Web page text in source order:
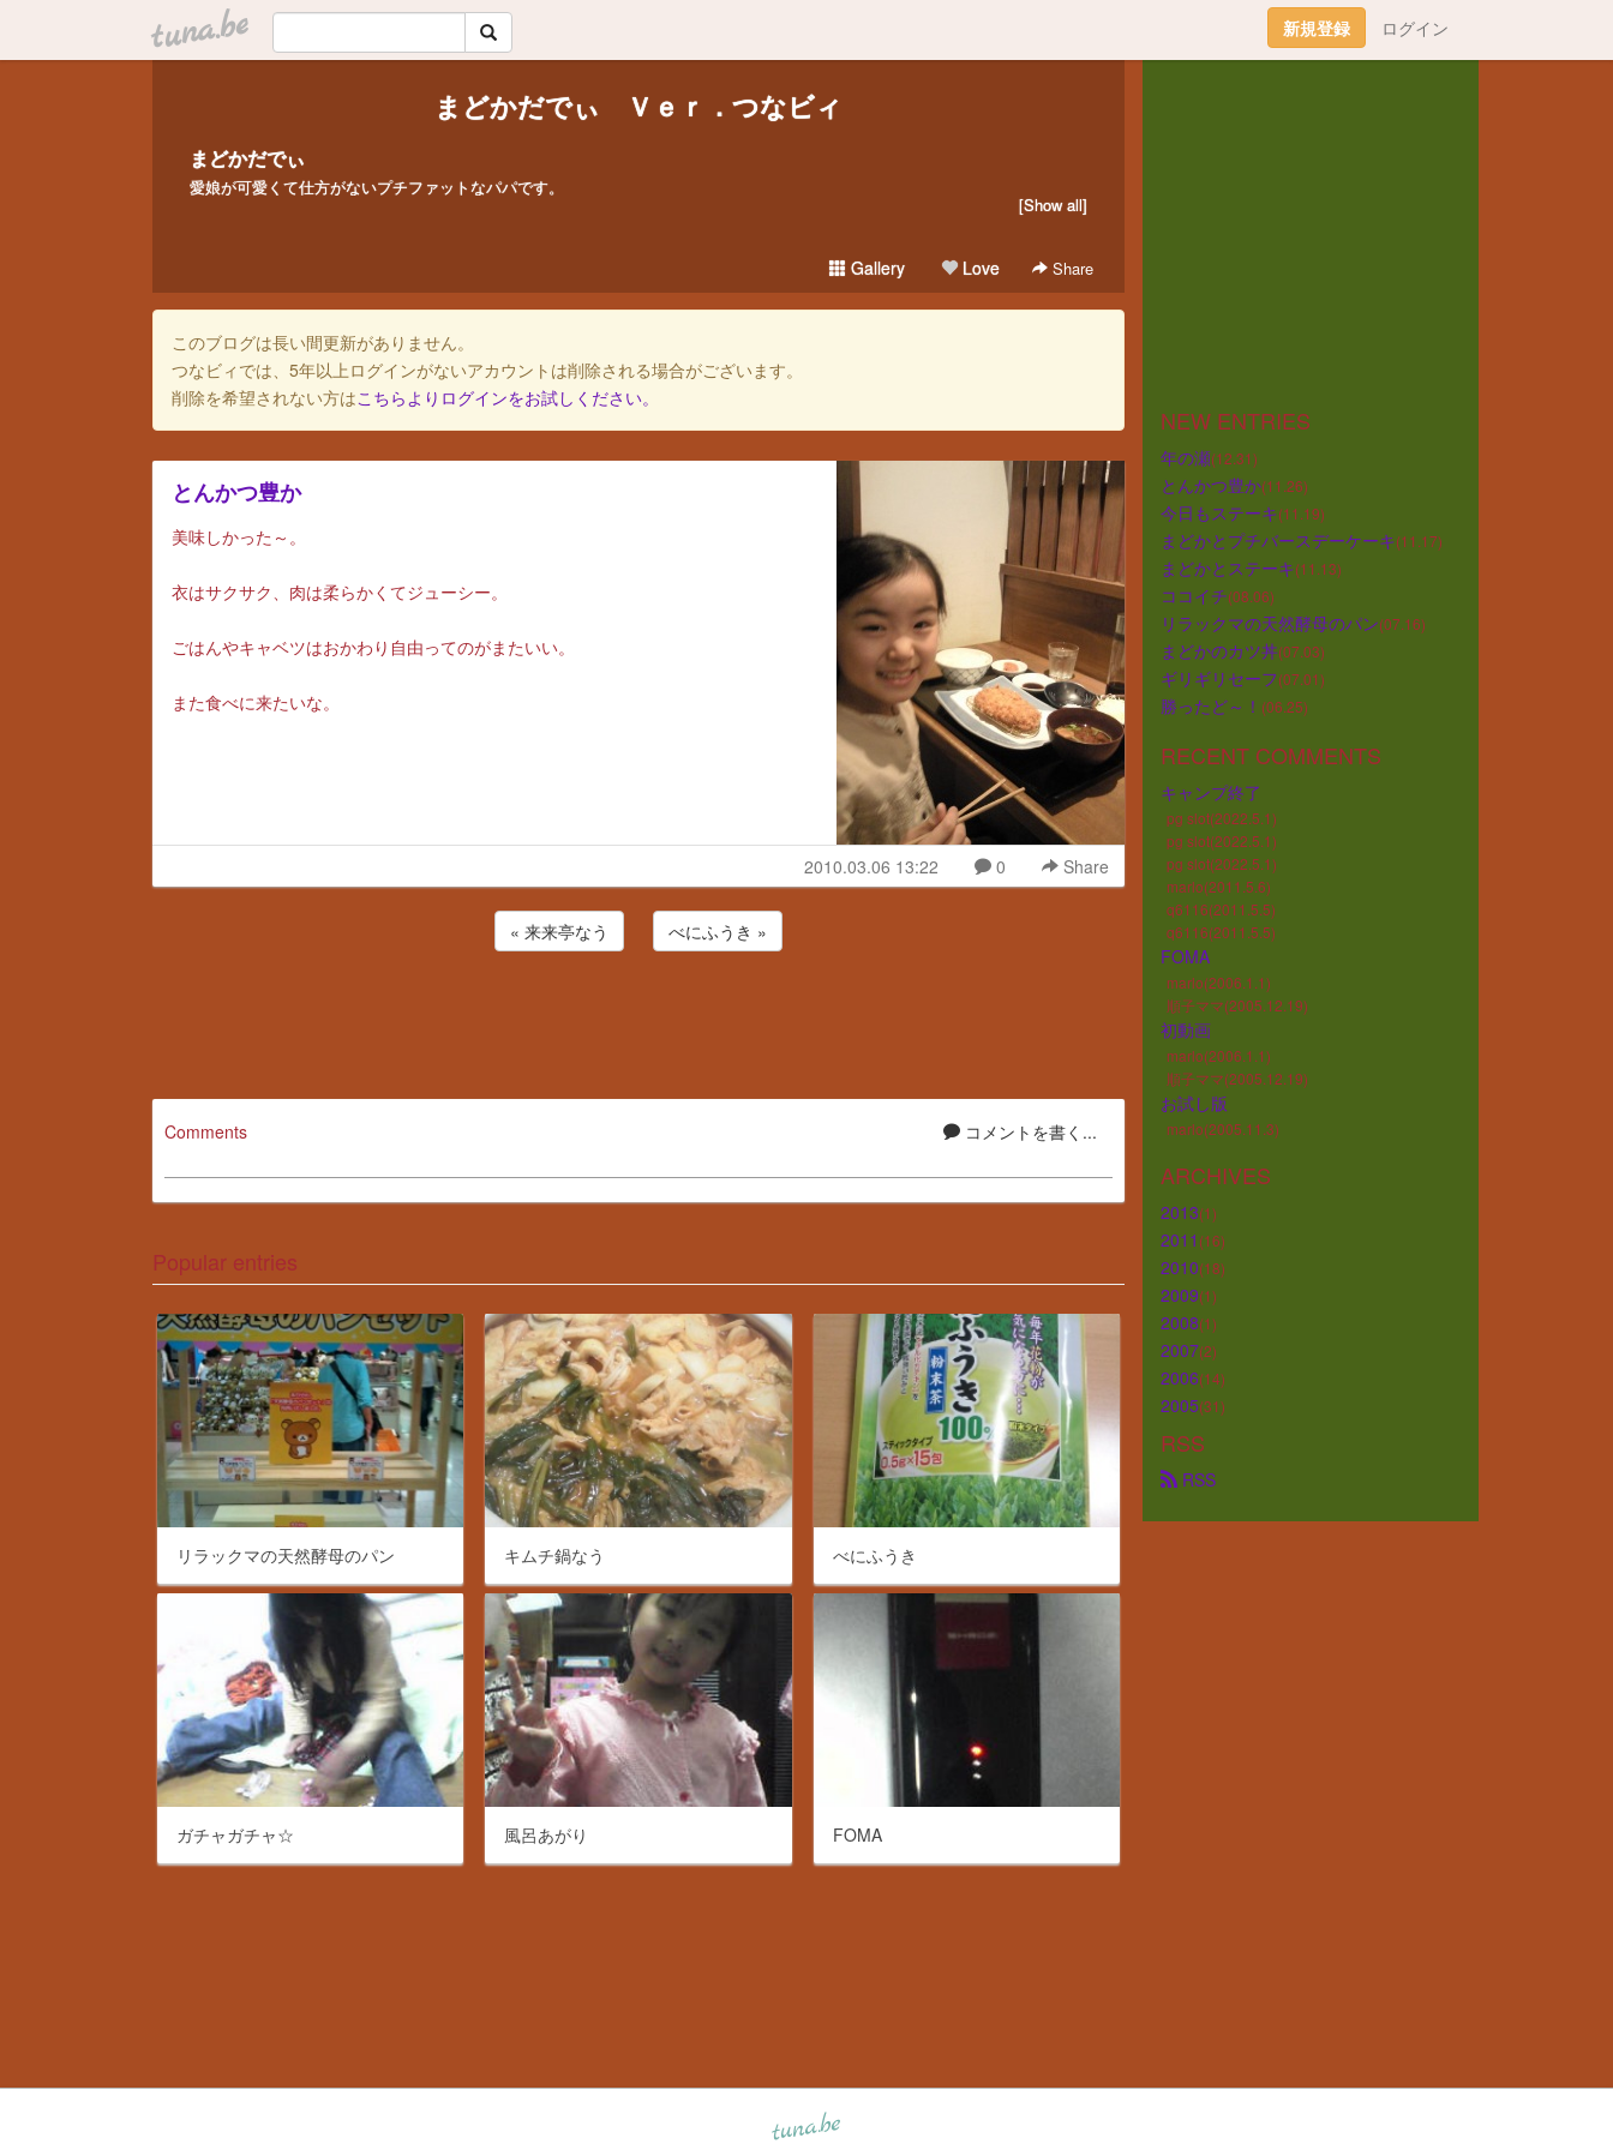
tuna.be 新規登録 ログイン
まどかだでぃ Ｖｅｒ．つなビィ
まどかだでぃ
愛娘が可愛くて仕方がないプチファットなパパです。
[Show all]
Gallery Love Share
このブログは長い間更新がありません。
つなビィでは、5年以上ログインがないアカウントは削除される場合がございます。
削除を希望されない方はこちらよりログインをお試しください。
とんかつ豊か
美味しかった～。
衣はサクサク、肉は柔らかくてジューシー。
ごはんやキャベツはおかわり自由ってのがまたいい。
また食べに来たいな。
2010.03.06 13:22 0 Share
« 来来亭なう べにふうき »
コメントを書く...
Comments
Popular entries
リラックマの天然酵母のパン キムチ鍋なう べにふうき
ガチャガチャ☆ 風呂あがり FOMA
NEW ENTRIES
年の瀬(12.31)
とんかつ豊か(11.26)
今日もステーキ(11.19)
まどかとプチバースデーケーキ(11.17)
まどかとステーキ(11.13)
ココイチ(08.06)
リラックマの天然酵母のパン(07.16)
まどかのカツ丼(07.03)
ギリギリセーフ(07.01)
勝ったど～！ (06.25)
RECENT COMMENTS
キャンプ終了
pg slot(2022.5.1)
pg slot(2022.5.1)
pg slot(2022.5.1)
marlo(2011.5.6)
q6116(2011.5.5)
q6116(2011.5.5)
FOMA
marlo(2006.1.1)
順子ママ(2005.12.19)
初動画
marlo(2006.1.1)
順子ママ(2005.12.19)
お試し版
marlo(2005.11.3)
ARCHIVES
2013(1)
2011 (16)
2010(18)
2009(1)
2008(1)
2007(2)
2006(14)
2005(31)
RSS
RSS
tuna.be